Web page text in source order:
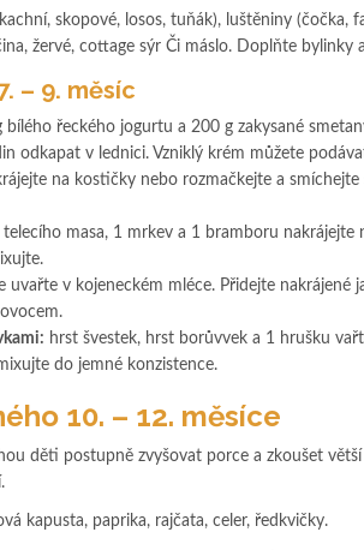
skopové, losos, tuňák), luštěniny (čočka,
žervé, cottage sýr Či máslo. Doplňte bylinky
– 9. měsíc
bílého řeckého jogurtu a 200 g zakysané
odkapat v lednici. Vzniklý krém můžete
na kostičky nebo rozmačkejte a
telecího masa, 1 mrkev a 1 bramboru
uvařte v kojeneckém mléce. Přidejte nakrájené
hrst švestek, hrst borůvvek a 1 hrušku
do jemné konzistence.
10. – 12. měsíce
děti postupně zvyšovat porce a zkoušet
kapusta, paprika, rajčata, celer, ředkvičky.